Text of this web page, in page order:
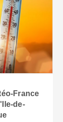
France
de-